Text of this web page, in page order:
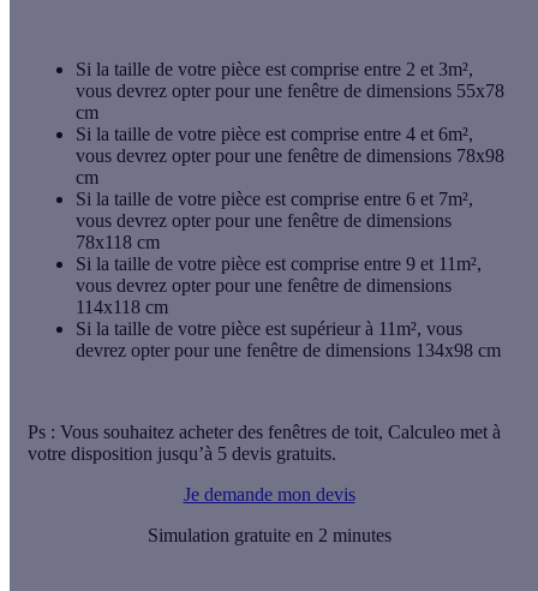
Si la taille de votre pièce est comprise entre 2 et 3m²,
vous devrez opter pour une fenêtre de dimensions 55x78
cm
Si la taille de votre pièce est comprise entre 4 et 6m²,
vous devrez opter pour une fenêtre de dimensions 78x98
cm
Si la taille de votre pièce est comprise entre 6 et 7m²,
vous devrez opter pour une fenêtre de dimensions
78x118 cm
Si la taille de votre pièce est comprise entre 9 et 11m²,
vous devrez opter pour une fenêtre de dimensions
114x118 cm
Si la taille de votre pièce est supérieur à 11m², vous
devrez opter pour une fenêtre de dimensions 134x98 cm
Ps : Vous souhaitez acheter des fenêtres de toit, Calculeo met à
votre disposition jusqu’à 5 devis gratuits.
Je demande mon devis
Simulation gratuite en 2 minutes